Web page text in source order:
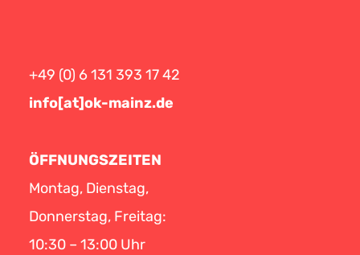
+49 (0) 6 131 393 17 42
info[at]ok-mainz.de
ÖFFNUNGSZEITEN
Montag, Dienstag,
Donnerstag, Freitag:
10:30 – 13:00 Uhr